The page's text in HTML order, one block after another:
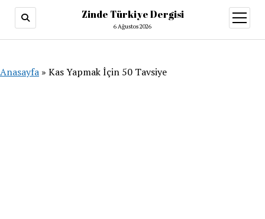
Zinde Türkiye Dergisi
6 Ağustos 2026
aç
Anasayfa » Kas Yapmak İçin 50 Tavsiye